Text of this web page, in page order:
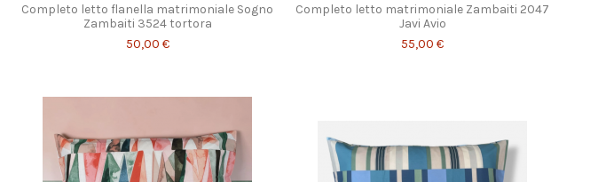
Completo letto flanella matrimoniale Sogno
Zambaiti 3524 tortora
50,00 €
Completo letto matrimoniale Zambaiti 2047
Javi Avio
55,00 €